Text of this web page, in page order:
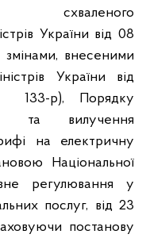
схваленого
України від 08
внесеними
України від
р), Порядку
та вилучення
на електричну
Національної
регулювання у
послуг, від 23
постанову